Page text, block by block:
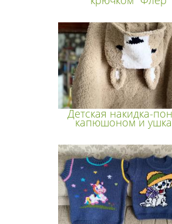
Детская накидка-
капюшоном и